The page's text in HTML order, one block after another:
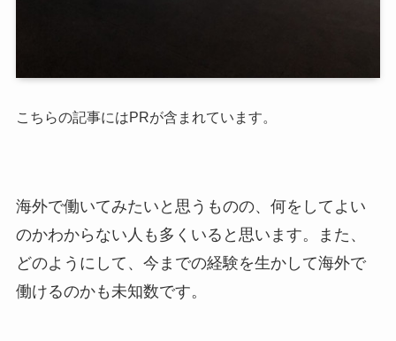
こちらの記事にはPRが含まれています。
海外で働いてみたいと思うものの、何をしてよい
のかわからない人も多くいると思います。また、
どのようにして、今までの経験を生かして海外で
働けるのかも未知数です。